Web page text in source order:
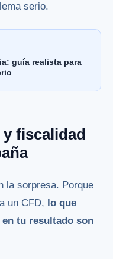
serio.
guía realista para
fiscalidad
la sorpresa. Porque
un CFD, lo que
tu resultado son